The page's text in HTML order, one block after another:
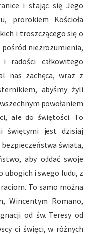
i stając się Jego
prorokiem Kościoła
i troszczącego się o
pośród niezrozumienia,
radości całkowitego
nas zachęca, wraz z
abyśmy żyli
powołaniem
ale do świętości. To
świętymi jest dzisiaj
świata,
aby oddać swoje
ubogich i swego ludu, z
To samo można
Wincentym Romano,
od św. Teresy od
ci święci, w różnych